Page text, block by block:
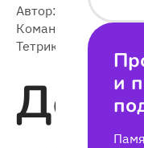
Автор:
Команда
Тетрики
2024-
09-22
22
и